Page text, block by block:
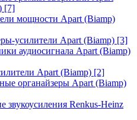
[7]
мощности Apart (Biamp)
усилители Apart (Biamp) [3]
аудиосигнала Apart (Biamp)
Apart (Biamp) [2]
органайзеры Apart (Biamp)
звукоусиления Renkus-Heinz